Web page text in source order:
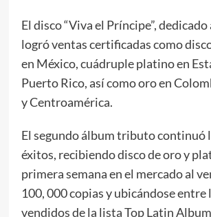
El disco “Viva el Príncipe”, dedicado
logró ventas certificadas como
en México, cuádruple platino en
Puerto Rico, así como oro en
y Centroamérica.
El segundo álbum tributo continuó
éxitos, recibiendo disco de oro y
primera semana en el mercado al
100, 000 copias y ubicándose entre
vendidos de la lista Top Latin